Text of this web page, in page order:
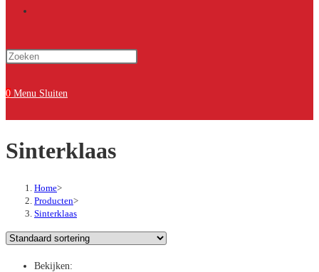
site
0 Menu Sluiten
Sinterklaas
Home>
Producten>
Sinterklaas
Bekijken: